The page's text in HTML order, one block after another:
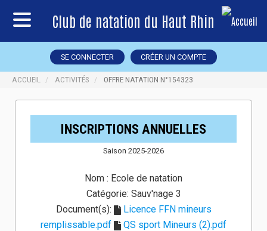
Club de natation du Haut Rhin
SE CONNECTER CRÉER UN COMPTE
ACCUEIL ACTIVITÉS OFFRE NATATION N°154323
INSCRIPTIONS ANNUELLES
Saison 2025-2026
Nom : Ecole de natation
Catégorie: Sauv'nage 3
Document(s):
Licence FFN mineurs
remplissable.pdf
QS sport Mineurs (2).pdf